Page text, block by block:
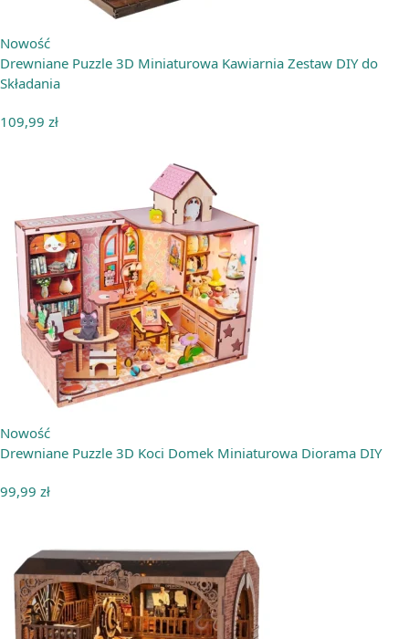
Nowość
Drewniane Puzzle 3D Miniaturowa Kawiarnia Zestaw DIY do
Składania
109,99 zł
Nowość
Drewniane Puzzle 3D Koci Domek Miniaturowa Diorama DIY
99,99 zł